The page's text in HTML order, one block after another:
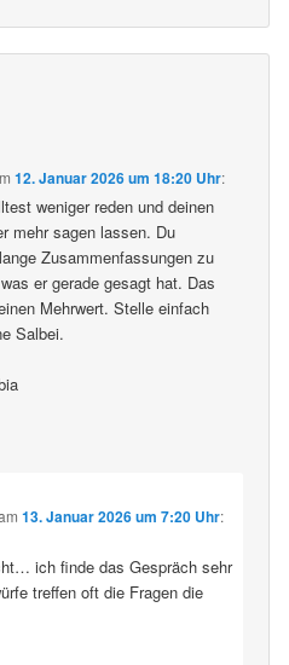
12. Januar 2026 um 18:20 Uhr:
weniger reden und deinen
mehr sagen lassen. Du
Zusammenfassungen zu
er gerade gesagt hat. Das
Mehrwert. Stelle einfach
Salbei.
13. Januar 2026 um 7:20 Uhr:
ich finde das Gespräch sehr
treffen oft die Fragen die